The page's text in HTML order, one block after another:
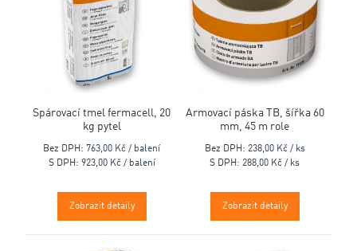
Spárovací tmel fermacell, 20
kg pytel
Bez DPH: 763,00 Kč / balení
S DPH: 923,00 Kč / balení
Zobrazit detaily
Armovací páska TB, šířka 60
mm, 45 m role
Bez DPH: 238,00 Kč / ks
S DPH: 288,00 Kč / ks
Zobrazit detaily